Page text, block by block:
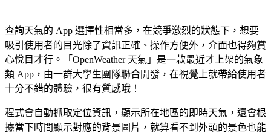
查詢天氣的 App 選擇性相當多，在競爭激烈的狀態下，想要
吸引使用者的目光除了資訊正確、操作方便外，介面也得夠賞
心悅目才行。「OpenWeather 天氣」是一款最近才上架的氣象
類 App，由一群大學生團隊聯合開發，在視覺上就帶給使用者
十分不錯的體驗，很有質感哦！
程式會自動抓取定位資訊，顯示所在地區的即時天氣，還會根
據當下時間顯示對應的背景圖片，就算看不到外頭的景色也能